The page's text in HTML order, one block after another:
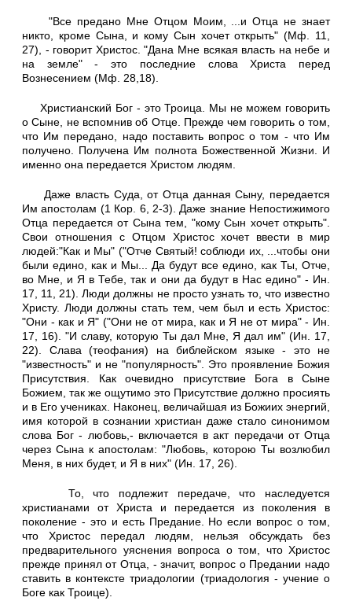
"Все предано Мне Отцом Моим, ...и Отца не знает
никто, кроме Сына, и кому Сын хочет открыть" (Мф. 11,
27), - говорит Христос. "Дана Мне всякая власть на небе и
на земле" - это последние слова Христа перед
Вознесением (Мф. 28,18).
Христианский Бог - это Троица. Мы не можем говорить
о Сыне, не вспомнив об Отце. Прежде чем говорить о том,
что Им передано, надо поставить вопрос о том - что Им
получено. Получена Им полнота Божественной Жизни. И
именно она передается Христом людям.
Даже власть Суда, от Отца данная Сыну, передается
Им апостолам (1 Кор. 6, 2-3). Даже знание Непостижимого
Отца передается от Сына тем, "кому Сын хочет открыть".
Свои отношения с Отцом Христос хочет ввести в мир
людей:"Как и Мы" ("Отче Святый! соблюди их, ...чтобы они
были едино, как и Мы... Да будут все едино, как Ты, Отче,
во Мне, и Я в Тебе, так и они да будут в Нас едино" - Ин.
17, 11, 21). Люди должны не просто узнать то, что известно
Христу. Люди должны стать тем, чем был и есть Христос:
"Они - как и Я" ("Они не от мира, как и Я не от мира" - Ин.
17, 16). "И славу, которую Ты дал Мне, Я дал им" (Ин. 17,
22). Слава (теофания) на библейском языке - это не
"известность" и не "популярность". Это проявление Божия
Присутствия. Как очевидно присутствие Бога в Сыне
Божием, так же ощутимо это Присутствие должно просиять
и в Его учениках. Наконец, величайшая из Божиих энергий,
имя которой в сознании христиан даже стало синонимом
слова Бог - любовь,- включается в акт передачи от Отца
через Сына к апостолам: "Любовь, которою Ты возлюбил
Меня, в них будет, и Я в них" (Ин. 17, 26).
То, что подлежит передаче, что наследуется
христианами от Христа и передается из поколения в
поколение - это и есть Предание. Но если вопрос о том,
что Христос передал людям, нельзя обсуждать без
предварительного уяснения вопроса о том, что Христос
прежде принял от Отца, - значит, вопрос о Предании надо
ставить в контексте триадологии (триадология - учение о
Боге как Троице).